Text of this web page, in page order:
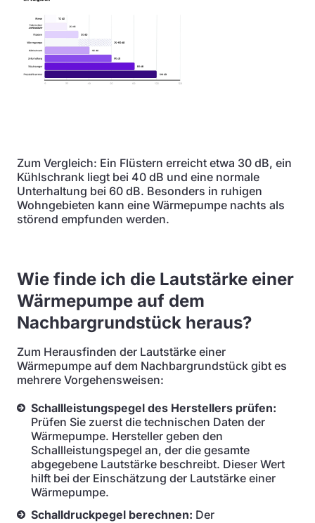
Zum Vergleich: Ein Flüstern erreicht etwa 30 dB, ein
Kühlschrank liegt bei 40 dB und eine normale
Unterhaltung bei 60 dB. Besonders in ruhigen
Wohngebieten kann eine Wärmepumpe nachts als
störend empfunden werden.
Wie finde ich die Lautstärke einer
Wärmepumpe auf dem
Nachbargrundstück heraus?
Zum Herausfinden der Lautstärke einer
Wärmepumpe auf dem Nachbargrundstück gibt es
mehrere Vorgehensweisen:
Schallleistungspegel des Herstellers prüfen:
Prüfen Sie zuerst die technischen Daten der
Wärmepumpe. Hersteller geben den
Schallleistungspegel an, der die gesamte
abgegebene Lautstärke beschreibt. Dieser Wert
hilft bei der Einschätzung der Lautstärke einer
Wärmepumpe.
Schalldruckpegel berechnen: Der